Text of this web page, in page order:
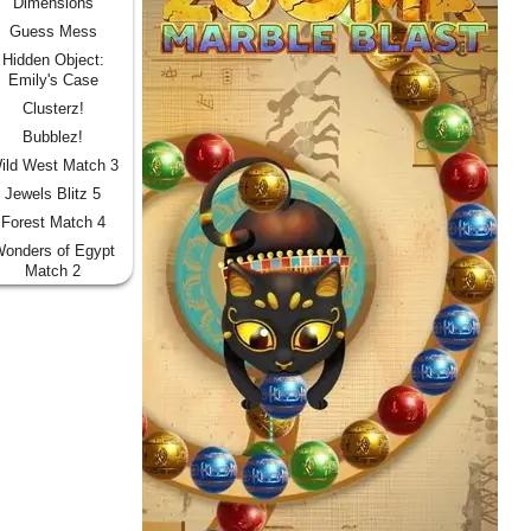
Guess Mess
Hidden Object:
Emily's Case
Clusterz!
Bubblez!
West Match 3
Jewels Blitz 5
Forest Match 4
of Egypt
Match 2